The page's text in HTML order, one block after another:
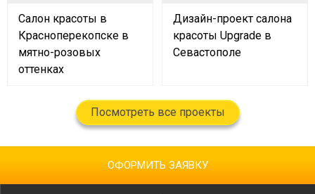
Салон красоты в
Красноперекопске в
мятно-розовых
оттенках
Дизайн-проект салона
красоты Upgrade в
Севастополе
Посмотреть все проекты
ОФОРМИТЬ ЗАЯВКУ